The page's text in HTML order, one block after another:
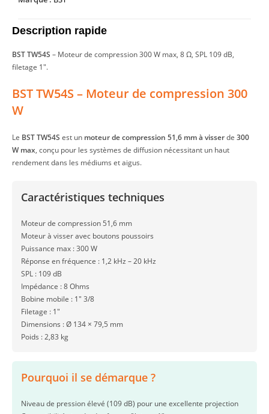
Description rapide
BST TW54S – Moteur de compression 300 W max, 8 Ω, SPL 109 dB,
filetage 1".
BST TW54S – Moteur de compression 300
W
Le BST TW54S est un moteur de compression 51,6 mm à visserde 300
W max, conçu pour les systèmes de diffusion nécessitant un haut
rendement dans les médiums et aigus.
Caractéristiques techniques
Moteur de compression 51,6 mm
Moteur à visser avec boutons poussoirs
Puissance max : 300 W
Réponse en fréquence : 1,2 kHz – 20 kHz
SPL : 109 dB
Impédance : 8 Ohms
Bobine mobile : 1″ 3/8
Filetage : 1″
Dimensions : Ø 134 × 79,5 mm
Poids : 2,83 kg
Pourquoi il se démarque ?
Niveau de pression élevé (109 dB) pour une excellente projection